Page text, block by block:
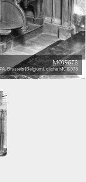
M019578
Brussels (Belgium), cliché M019578